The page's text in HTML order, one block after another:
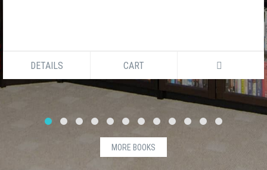
DETAILS CART
MORE BOOKS